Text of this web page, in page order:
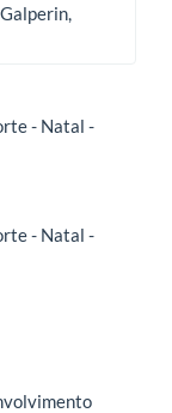
- Natal -
- Natal -